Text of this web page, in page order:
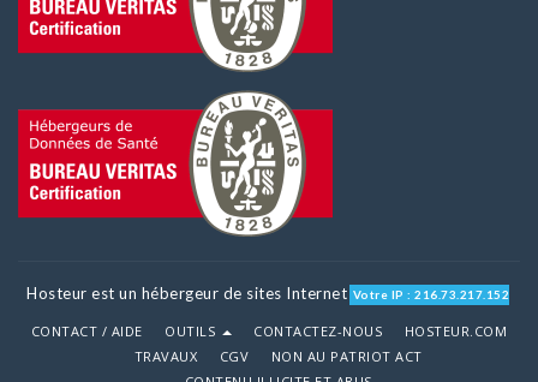
Hosteur est un hébergeur de sites Internet Votre IP : 216.73.217.152
CONTACT / AIDE OUTILS CONTACTEZ-NOUS
HOSTEUR.COM
TRAVAUX
CGV
NON AU PATRIOT ACT